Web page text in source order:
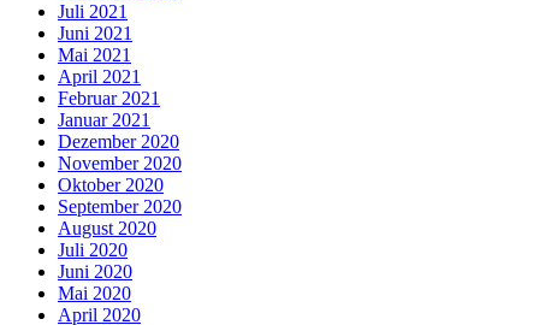
Juli 2021
Juni 2021
Mai 2021
April 2021
Februar 2021
Januar 2021
Dezember 2020
November 2020
Oktober 2020
September 2020
August 2020
Juli 2020
Juni 2020
Mai 2020
April 2020